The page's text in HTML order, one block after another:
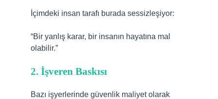
İçimdeki insan tarafı burada sessizleşiyor:
“Bir yanlış karar, bir insanın hayatına mal
olabilir.”
2. İşveren Baskısı
Bazı işyerlerinde güvenlik maliyet olarak